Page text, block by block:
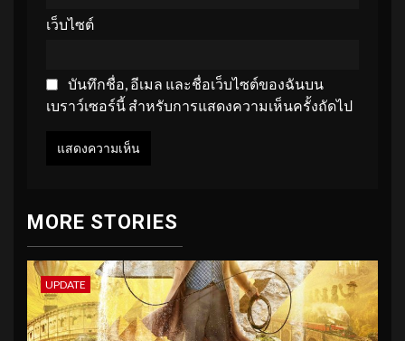
เว็บไซต์
บันทึกชื่อ, อีเมล และชื่อเว็บไซต์ของฉันบน
เบราว์เซอร์นี้ สำหรับการแสดงความเห็นครั้งถัดไป
MORE STORIES
UPDATE